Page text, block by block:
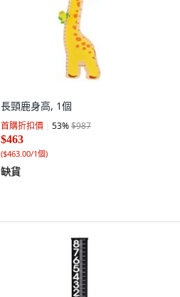
長頸鹿身高, 1個
首購折扣價 53%$987
$463
($463.00/1個)
缺貨